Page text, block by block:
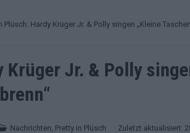
und Billy Joel – das ESC-Finale wird eine Party
Favorit, Australien aufgestiegen – alle 25 Acts im
Zahl zur Ikone wurde: 70 Jahre ESC-
Plüsch: Hardy Krüger Jr. & Polly singen „Kleine
Jr. & Polly
Nachrichten Pretty in Plüsch
· Zuletzt aktualisiert: